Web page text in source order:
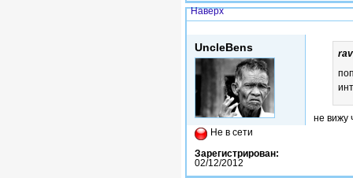
Наверх
UncleBens
Не в сети
Зарегистрирован:
02/12/2012
не вижу